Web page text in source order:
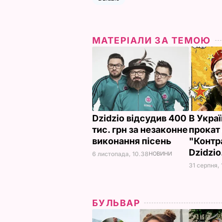
МАТЕРІАЛИ ЗА ТЕМОЮ
Dzidzio відсудив 400
тис. грн за незаконне
виконання пісень
6 листопада, 10.38НОВИНИ
В
31 серпня,
БУЛЬВАР